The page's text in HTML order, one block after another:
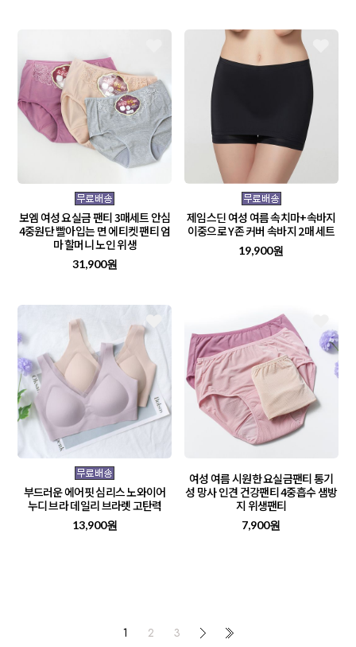
보엠 여성 요실금 팬티 3매세트 안심
4중원단 빨아입는 면 에티켓 팬티 엄
마 할머니 노인 위생
31,900원
제임스딘 여성 여름 속치마+속바지
이중으로 Y존 커버 속바지 2매 세트
19,900원
부드러운 에어핏 심리스 노와이어
누디 브라 데일리 브라렛 고탄력
13,900원
여성 여름 시원한 요실금팬티 통기
성 망사 인견 건강팬티 4중흡수 샘방
지 위생팬티
7,900원
1 2 3